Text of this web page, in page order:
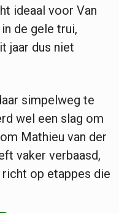
ideaal voor Van
de gele trui,
jaar dus niet
simpelweg te
wel een slag om
Mathieu van der
vaker verbaasd,
op etappes die